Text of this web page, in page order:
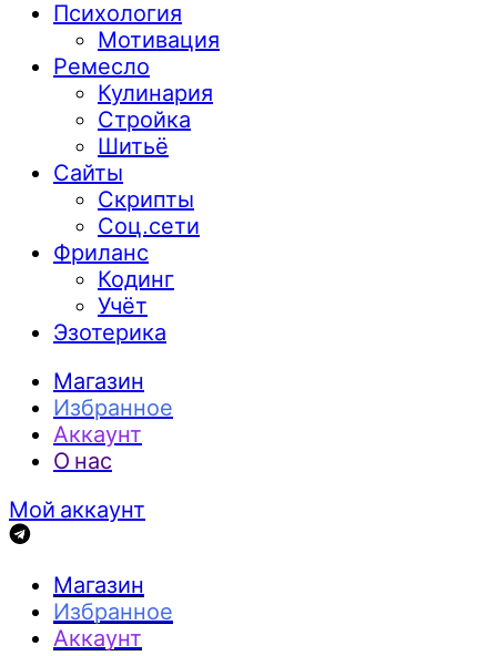
Психология
Мотивация
Ремесло
Кулинария
Стройка
Шитьё
Сайты
Скрипты
Соц.сети
Фриланс
Кодинг
Учёт
Эзотерика
Магазин
Избранное
Аккаунт
О нас
Мой аккаунт
Магазин
Избранное
Аккаунт